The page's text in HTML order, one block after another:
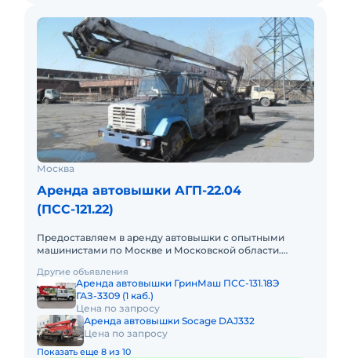
Москва
Аренда автовышки АГП-22.04
(ПСС-121.22)
Предоставляем в аренду автовышки с опытными
машинистами по Москве и Московской области.
(почасовой, посменный) При
Другие объявления
Аренда автовышки ГринМаш ПСС-131.18Э
ГАЗ-3309 (1 каб.)
Цена по запросу
Аренда автовышки Socage DAJ332
Цена по запросу
Показать еще 8 из 10